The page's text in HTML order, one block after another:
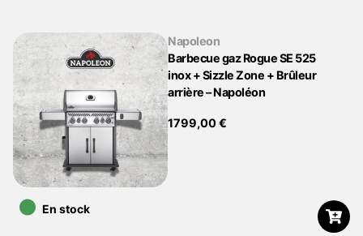
Napoleon
Barbecue gaz Rogue SE 525
inox + Sizzle Zone + Brûleur
arrière – Napoléon
1799,00€
•En stock